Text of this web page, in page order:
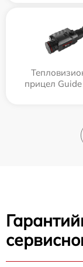
прицел